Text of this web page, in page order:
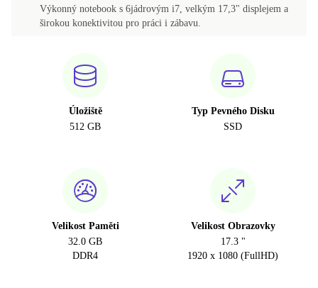
Výkonný notebook s 6jádrovým i7, velkým 17,3" displejem a
širokou konektivitou pro práci i zábavu.
Úložiště
512 GB
Typ Pevného Disku
SSD
Velikost Paměti
32.0 GB
DDR4
Velikost Obrazovky
17.3 "
1920 x 1080 (FullHD)